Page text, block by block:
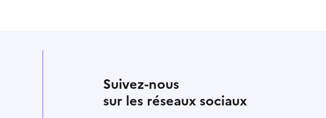
Suivez-nous
sur les réseaux sociaux